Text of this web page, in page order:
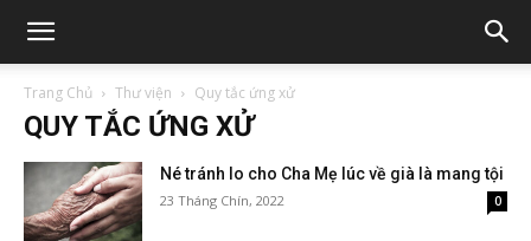
Trang Chủ Thư viện Quy tắc ứng xử
QUY TẮC ỨNG XỬ
Né tránh lo cho Cha Mẹ lúc về già là mang tội
23 Tháng Chín, 2022 0